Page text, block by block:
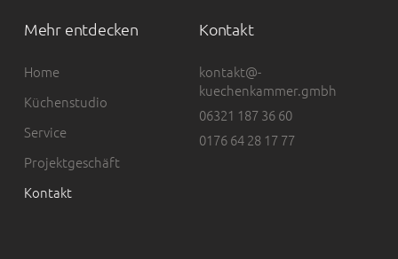
Mehr entdecken
Home
Küchenstudio
Service
Projektgeschäft
Kontakt
Kontakt
kontakt@­
kuechenkammer.gmbh
06321 187 36 60
0176 64 28 17 77